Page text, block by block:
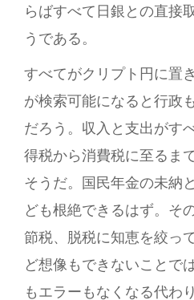
らばすべて日銀との直接
うである。
すべてがクリプト円に置
が検索可能になると行政
だろう。収入と支出がす
得税から消費税に至るま
そうだ。国民年金の未納
ども根絶できるはず。そ
節税、脱税に知恵を絞っ
ど想像もできないことで
もエラーもなくなる代わ